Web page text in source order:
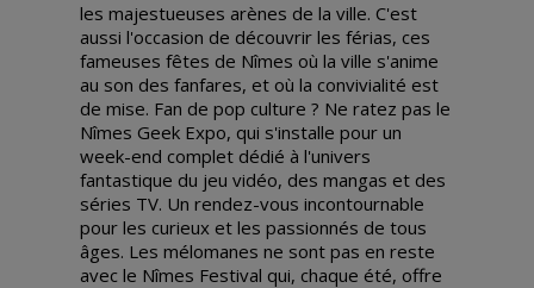
les majestueuses arènes de la ville. C'est
aussi l'occasion de découvrir les férias, ces
fameuses fêtes de Nîmes où la ville s'anime
au son des fanfares, et où la convivialité est
de mise. Fan de pop culture ? Ne ratez pas le
Nîmes Geek Expo, qui s'installe pour un
week-end complet dédié à l'univers
fantastique du jeu vidéo, des mangas et des
séries TV. Un rendez-vous incontournable
pour les curieux et les passionnés de tous
âges. Les mélomanes ne sont pas en reste
avec le Nîmes Festival qui, chaque été, offre